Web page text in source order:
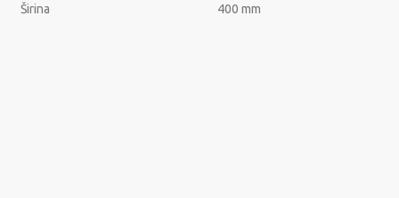
Širina 400 mm